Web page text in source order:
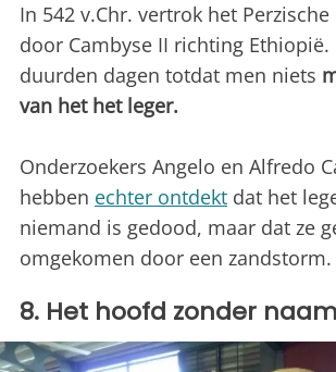
In 542 v.Chr. vertrok het
door Cambyse II richting Ethiopië.
duurden dagen totdat men niets
van het het leger.
Onderzoekers Angelo en Alfredo
hebben echter ontdekt dat het
niemand is gedood, maar dat ze
omgekomen door een zandstorm.
8. Het hoofd zonder naam